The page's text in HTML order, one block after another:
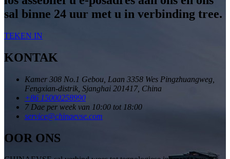
sal binne 24 uur met u in verbinding tree.
TEKEN IN
KONTAK
Kamer 308 No.1 Gebou, Laan 3358 Wes Pingzhuangweg,
Fengxian-distrik, Sjanghai 201417, China
+86 15000258990
7 Dae per week van 10:00 tot 18:00
service@chinaevse.com
OOR ONS